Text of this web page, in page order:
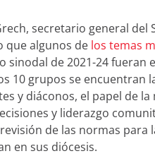
secretario general del
que algunos de los temas
sinodal de 2021-24 fueran
10 grupos se encuentran
y diáconos, el papel de
y liderazgo
de las normas para
en sus diócesis.